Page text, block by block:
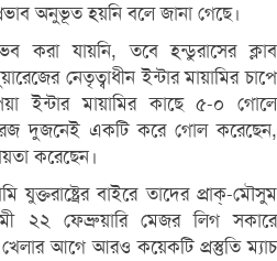
অনুভূত হয়নি বলে জানা গেছে।
করা যায়নি, তবে হন্ডুরাসের ক্লাব
নেতৃত্বাধীন ইন্টার মায়ামির চাপে
ইন্টার মায়ামির কাছে ৫-০ গোলে
দুজনেই একটি করে গোল করেছেন,
করেছেন।
যুক্তরাষ্ট্রের বাইরে তাদের প্রাক্‌-মৌসুম
২২ ফেব্রুয়ারি মেজর লিগ সকারে
আগে আরও কয়েকটি প্রস্তুতি ম্যাচ